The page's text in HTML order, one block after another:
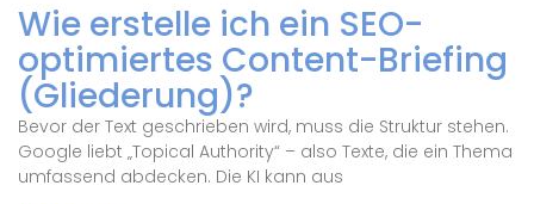
Wie erstelle ich ein SEO-
optimiertes Content-Briefing
(Gliederung)?
Bevor der Text geschrieben wird, muss die Struktur stehen.
Google liebt „Topical Authority“ – also Texte, die ein Thema
umfassend abdecken. Die KI kann aus